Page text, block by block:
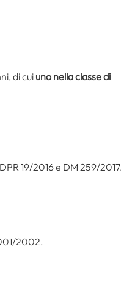
di cui uno nella classe di
19/2016 e DM 259/2017.
2002.